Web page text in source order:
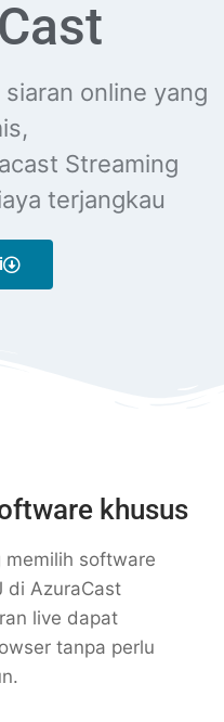
online yang
Streaming
terjangkau
khusus
memilih software
di AzuraCast
live dapat
tanpa perlu